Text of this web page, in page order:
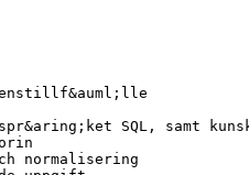
SQL, samt
normalisering